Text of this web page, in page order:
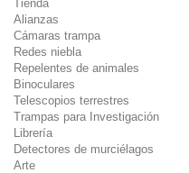
Tienda
Alianzas
Cámaras trampa
Redes niebla
Repelentes de animales
Binoculares
Telescopios terrestres
Trampas para Investigación
Librería
Detectores de murciélagos
Arte